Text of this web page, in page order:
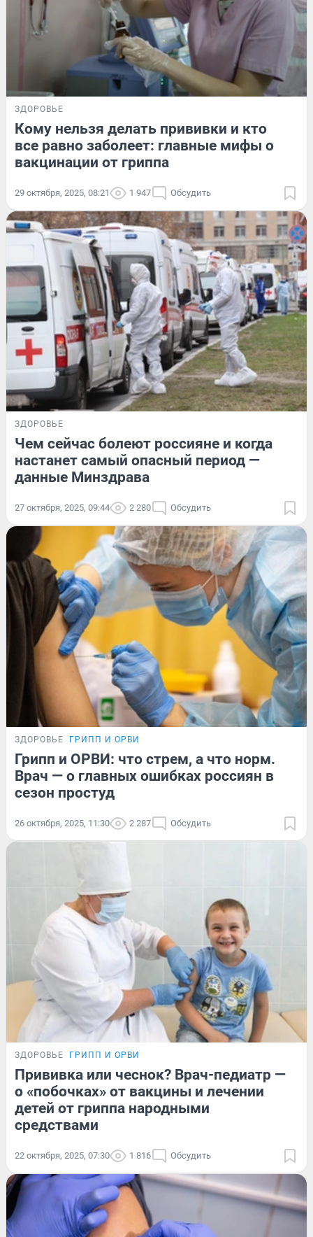
ЗДОРОВЬЕ
Кому нельзя делать прививки и кто
все равно заболеет: главные мифы о
вакцинации от гриппа
29 октября, 2025, 08:21 1 947 Обсудить
ЗДОРОВЬЕ
Чем сейчас болеют россияне и когда
настанет самый опасный период —
данные Минздрава
27 октября, 2025, 09:44 2 280 Обсудить
ЗДОРОВЬЕ ГРИПП И ОРВИ
Грипп и ОРВИ: что стрем, а что норм.
Врач — о главных ошибках россиян в
сезон простуд
26 октября, 2025, 11:30 2 287 Обсудить
ЗДОРОВЬЕ ГРИПП И ОРВИ
Прививка или чеснок? Врач-педиатр —
о «побочках» от вакцины и лечении
детей от гриппа народными
средствами
22 октября, 2025, 07:30 1 816 Обсудить